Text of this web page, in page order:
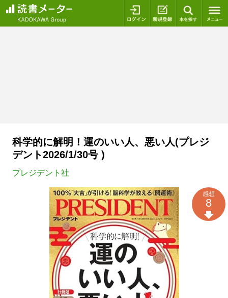
ログイン 新規登録
科学的に解明！運のいい人、悪い人(プレジ
デント2026/1/30号 )
プレジデント社
感想
8